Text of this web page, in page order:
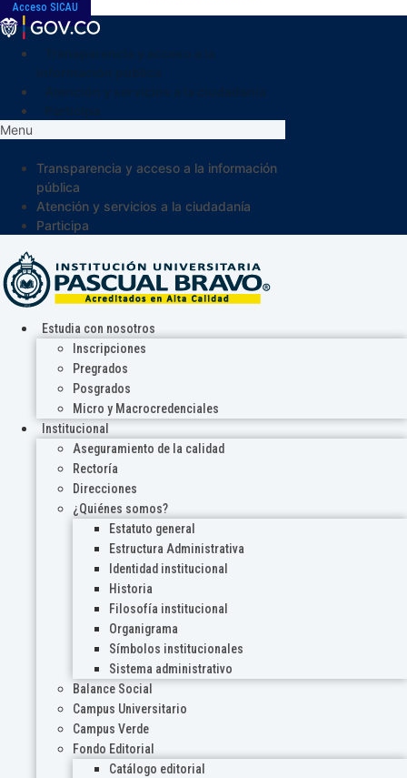
Acceso SICAU
Menu
Transparencia y acceso a la información
pública
Atención y servicios a la ciudadanía
Participa
Estudia con nosotros
Inscripciones
Pregrados
Posgrados
Micro y Macrocredenciales
Institucional
Aseguramiento de la calidad
Rectoría
Direcciones
¿Quiénes somos?
Estatuto general
Estructura Administrativa
Identidad institucional
Historia
Filosofía institucional
Organigrama
Símbolos institucionales
Sistema administrativo
Balance Social
Campus Universitario
Campus Verde
Fondo Editorial
Catálogo editorial